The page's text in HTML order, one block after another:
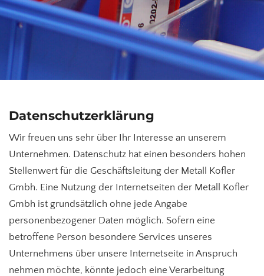
Datenschutzerklärung
Wir freuen uns sehr über Ihr Interesse an unserem
Unternehmen. Datenschutz hat einen besonders hohen
Stellenwert für die Geschäftsleitung der Metall Kofler
Gmbh. Eine Nutzung der Internetseiten der Metall Kofler
Gmbh ist grundsätzlich ohne jede Angabe
personenbezogener Daten möglich. Sofern eine
betroffene Person besondere Services unseres
Unternehmens über unsere Internetseite in Anspruch
nehmen möchte, könnte jedoch eine Verarbeitung